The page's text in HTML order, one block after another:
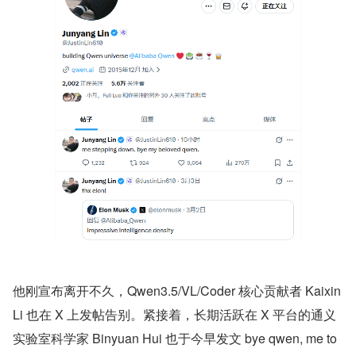
他刚宣布离开不久，Qwen3.5/VL/Coder 核心贡献者 Kaixin
Li 也在 X 上发帖告别。紧接着，长期活跃在 X 平台的通义
实验室科学家 Binyuan Hui 也于今早发文 bye qwen, me to